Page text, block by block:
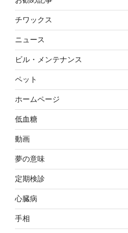
チワックス
ニュース
ビル・メンテナンス
ペット
ホームページ
低血糖
動画
夢の意味
定期検診
心臓病
手相